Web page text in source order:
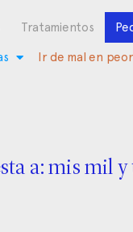
Tratamientos
Ir de mal en peor
a: mis mil